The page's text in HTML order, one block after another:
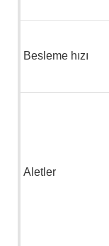
Besleme hızı
Aletler